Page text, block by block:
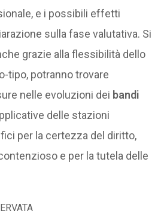
e i possibili effetti
sulla fase valutativa. Si
grazie alla flessibilità dello
tipo, potranno trovare
nelle evoluzioni dei bandi
delle stazioni
per la certezza del diritto,
e per la tutela delle